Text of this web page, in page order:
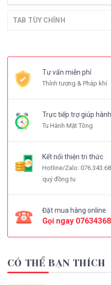
TAB TÙY CHỈNH
Tư vấn miễn phí
Thỉnh tượng & Pháp khí
Trực tiếp trợ giúp
Tu Hành Mật Tông
Kết nối thiện tri thức
Hotline/Zalo:
quý đồng tu
Đặt mua hàng online
Gọi ngay
CÓ THỂ BẠN THÍCH